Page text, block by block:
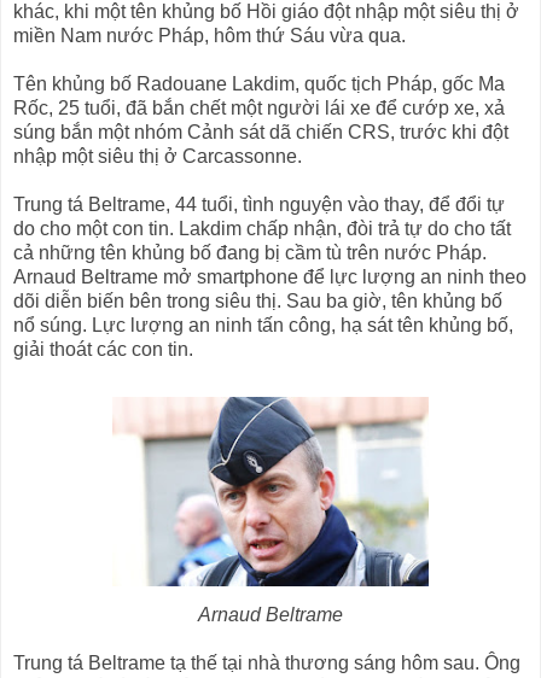
khác, khi một tên khủng bố Hồi giáo đột nhập một siêu thị ở
miền Nam nước Pháp, hôm thứ Sáu vừa qua.
Tên khủng bố Radouane Lakdim, quốc tịch Pháp, gốc Ma
Rốc, 25 tuổi, đã bắn chết một người lái xe để cướp xe, xả
súng bắn một nhóm Cảnh sát dã chiến CRS, trước khi đột
nhập một siêu thị ở Carcassonne.
Trung tá Beltrame, 44 tuổi, tình nguyện vào thay, để đổi tự
do cho một con tin. Lakdim chấp nhận, đòi trả tự do cho tất
cả những tên khủng bố đang bị cầm tù trên nước Pháp.
Arnaud Beltrame mở smartphone để lực lượng an ninh theo
dõi diễn biến bên trong siêu thị. Sau ba giờ, tên khủng bố
nổ súng. Lực lượng an ninh tấn công, hạ sát tên khủng bố,
giải thoát các con tin.
Arnaud Beltrame
Trung tá Beltrame tạ thế tại nhà thương sáng hôm sau. Ông